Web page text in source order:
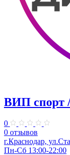
ВИП спорт
0
0 отзывов
г.Краснодар,
Пн-Сб 13:00-22:00